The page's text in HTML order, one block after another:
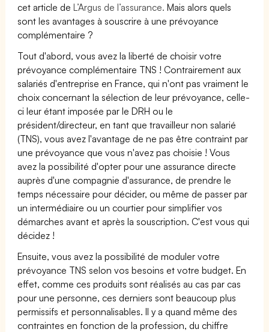
cet article deL’Argus de l’assurance. Mais alors quels
sont les avantages à souscrire à une prévoyance
complémentaire ?
Tout d'abord, vous avez la liberté de choisir votre
prévoyance complémentaire TNS ! Contrairement aux
salariés d'entreprise en France, qui n'ont pas vraiment le
choix concernant la sélection de leur prévoyance, celle-
ci leur étant imposée par le DRH ou le
président/directeur, en tant que travailleur non salarié
(TNS), vous avez l'avantage de ne pas être contraint par
une prévoyance que vous n'avez pas choisie ! Vous
avez la possibilité d'opter pour une assurance directe
auprès d'une compagnie d'assurance, de prendre le
temps nécessaire pour décider, ou même de passer par
un intermédiaire ou un courtier pour simplifier vos
démarches avant et après la souscription. C'est vous qui
décidez !
Ensuite, vous avez la possibilité de moduler votre
prévoyance TNS selon vos besoins et votre budget. En
effet, comme ces produits sont réalisés au cas par cas
pour une personne, ces derniers sont beaucoup plus
permissifs et personnalisables. Il y a quand même des
contraintes en fonction de la profession, du chiffre